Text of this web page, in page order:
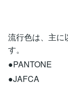
流行色は、主に
す。
●PANTONE
●JAFCA